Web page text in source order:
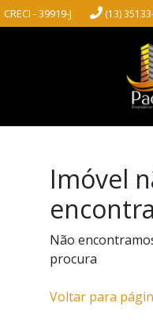
CRECI - 39919-J (13)
Imóvel
Não
procura
Voltar para